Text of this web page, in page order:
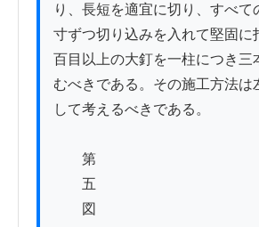
り、長短を適宜に切り、すべて
寸ずつ切り込みを入れて堅固に
百目以上の大釘を一柱につき三
むべきである。その施工方法は
して考えるべきである。
第
五
図